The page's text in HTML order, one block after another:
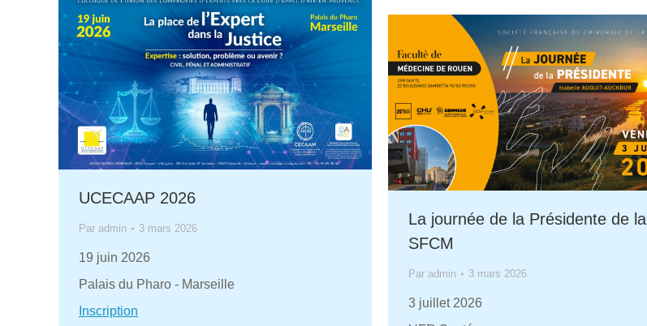
UCECAAP 2026
Par admin 3 mars 2026
19 juin 2026
Palais du Pharo - Marseille
Inscription
La journée de la Présidente de la
SFCM
Par admin 3 mars 2026
3 juillet 2026